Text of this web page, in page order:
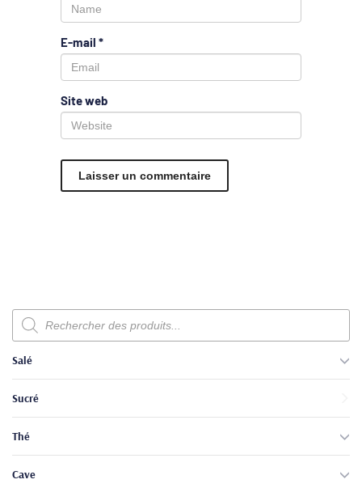
E-mail *
Site web
Recherche
de
produits
Salé
Sucré
Thé
Cave